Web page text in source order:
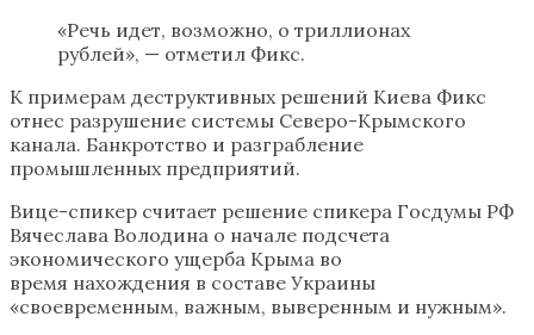
«Речь идет, возможно, о триллионах
рублей», — отметил Фикс.
К примерам деструктивных решений Киева Фикс
отнес разрушение системы Северо-Крымского
канала. Банкротство и разграбление
промышленных предприятий.
Вице-спикер считает решение спикера Госдумы РФ
Вячеслава Володина о начале подсчета
экономического ущерба Крыма во
время нахождения в составе Украины
«своевременным, важным, выверенным и нужным».